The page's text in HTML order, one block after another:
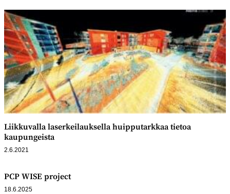
Liikkuvalla laserkeilauksella huipputarkkaa tietoa
kaupungeista
2.6.2021
PCP WISE project
18.6.2025